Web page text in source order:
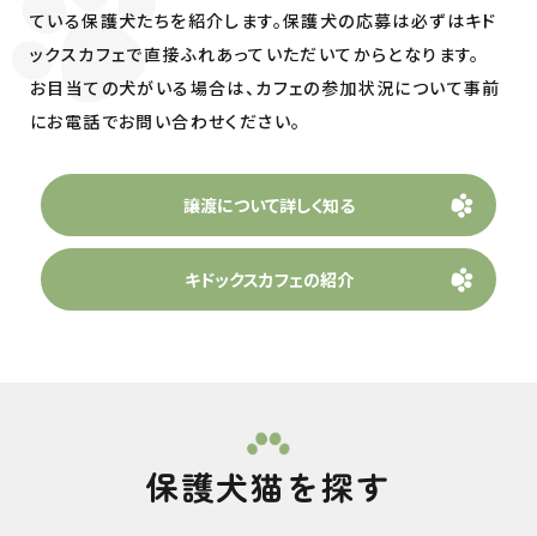
ている保護犬たちを紹介します。保護犬の応募は必ずはキド
ックスカフェで直接ふれあっていただいてからとなります。
お目当ての犬がいる場合は、カフェの参加状況について事前
にお電話でお問い合わせください。
譲渡について詳しく知る
キドックスカフェの紹介
保護犬猫を探す